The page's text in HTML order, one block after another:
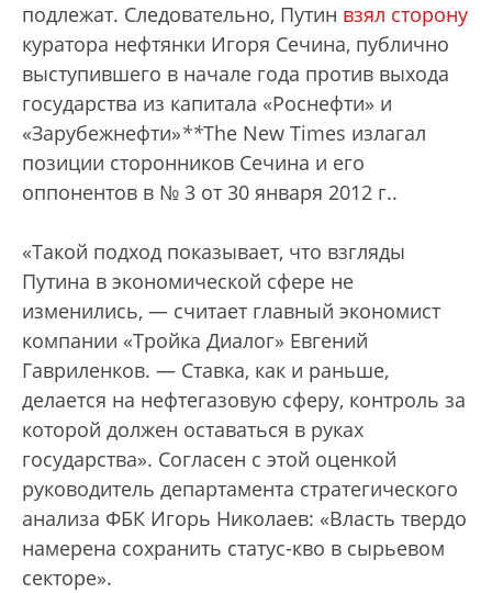
подлежат. Следовательно, Путин взял сторону
куратора нефтянки Игоря Сечина, публично
выступившего в начале года против выхода
государства из капитала «Роснефти» и
«Зарубежнефти»**The New Times излагал
позиции сторонников Сечина и его
оппонентов в № 3 от 30 января 2012 г..
«Такой подход показывает, что взгляды
Путина в экономической сфере не
изменились, — считает главный экономист
компании «Тройка Диалог» Евгений
Гавриленков. — Ставка, как и раньше,
делается на нефтегазовую сферу, контроль за
которой должен оставаться в руках
государства». Согласен с этой оценкой
руководитель департамента стратегического
анализа ФБК Игорь Николаев: «Власть твердо
намерена сохранить статус-кво в сырьевом
секторе».